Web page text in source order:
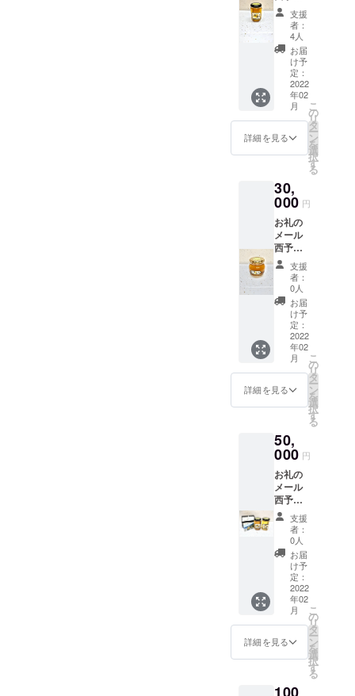
が入る
サイズ
の縦型
不織布
トート
す。）
然工
房 百
花はち
みつ
170g オ
リジナ
ルトー
トバッ
ク （A
4サイズ
が入る
サイズ
の縦型
トート
で
す。）
支援
者：
4人
お届
け予
定：
2022
年02
月
詳細を見る
こ
の
リ
タ
ー
ン
を
選
択
す
る
30,
000 円
お礼の
メール
西予自
然工
房 百
花はち
みつ
330g
セット
オリジ
ナル
トート
バック
（A 4サ
イズが
入るサ
縦型不
織布
トート
で
す。）
支援
者：
0人
お届
け予
定：
2022
年02
月
詳細を見る
こ
の
リ
タ
ー
ン
を
選
択
す
る
50,
000 円
お礼の
メール
西予自
然工
房 百
花とみ
かんは
ちみつ
170g
セット
オリジ
ナル
トート
バック
（A 4サ
イズが
イズの
支援
者：
0人
お届
け予
定：
2022
年02
月
詳細を見る
こ
の
リ
タ
ー
ン
を
選
択
す
る
100